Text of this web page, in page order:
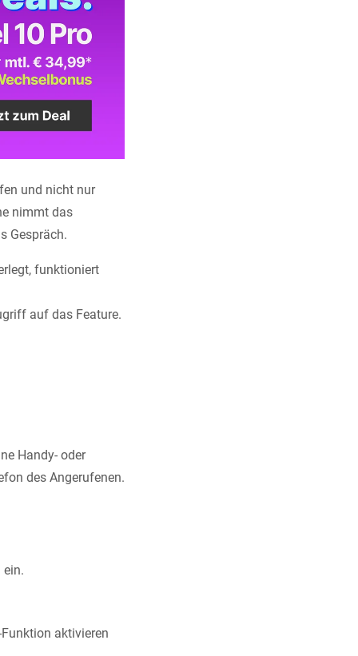
und nicht nur
nimmt das
Gespräch.
funktioniert
auf das Feature.
Handy- oder
des Angerufenen.
ein.
aktivieren